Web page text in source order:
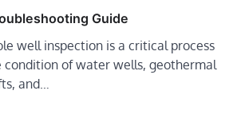
Guide
well inspection is a critical process
condition of water wells, geothermal
and…